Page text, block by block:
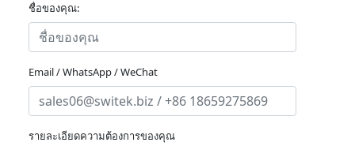
ชื่อของคุณ:
Email / WhatsApp / WeChat
รายละเอียดความต้องการของคุณ